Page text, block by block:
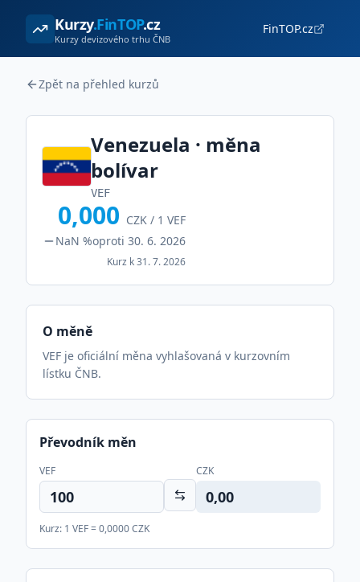
Kurzy.FinTOP.cz
Kurzy devizového trhu ČNB
FinTOP.cz
Zpět na přehled kurzů
Venezuela · měna
bolívar
VEF
0,000 CZK / 1 VEF
NaN %oproti 30. 6. 2026
Kurz k31. 7. 2026
O měně
VEF je oficiální měna vyhlašovaná v kurzovním
lístku ČNB.
Převodník měn
VEF CZK
0,00
Kurz: 1 VEF=0,0000CZK